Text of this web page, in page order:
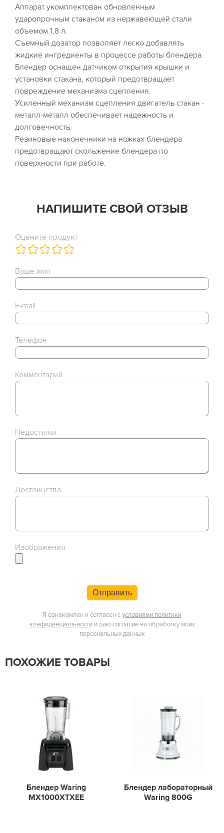
Аппарат укомплектован обновленным
ударопрочным стаканом из нержавеющей стали
объемом 1,8 л.
Съемный дозатор позволяет легко добавлять
жидкие ингредиенты в процессе работы блендера.
Блендер оснащен датчиком открытия крышки и
установки стакана, который предотвращает
повреждение механизма сцепления.
Усиленный механизм сцепления двигатель стакан -
металл-металл обеспечивает надежность и
долговечность.
Резиновые наконечники на ножках блендера
предотвращают скольжение блендера по
поверхности при работе.
НАПИШИТЕ СВОЙ ОТЗЫВ
Оцените продукт
Ваше имя
E-mail
Телефон
Комментарий
Недостатки
Достоинства
Изображения
Отправить
Я ознакомлен и согласен сусловиями политики
конфиденциальности и даю согласие на обработку моих
персональных данных
ПОХОЖИЕ ТОВАРЫ
Блендер Waring
MX1000XTXEE
Блендер лабораторный
Waring 800G